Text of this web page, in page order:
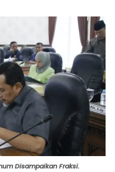
Disampaikan Fraksi.